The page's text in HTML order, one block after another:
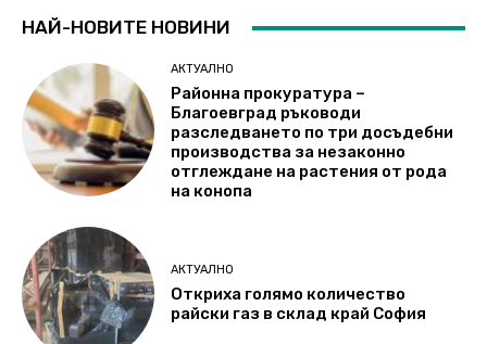
НАЙ-НОВИТЕ НОВИНИ
АКТУАЛНО
Районна прокуратура –
Благоевград ръководи
разследването по три досъдебни
производства за незаконно
отглеждане на растения от рода
на конопа
АКТУАЛНО
Откриха голямо количество
райски газ в склад край София